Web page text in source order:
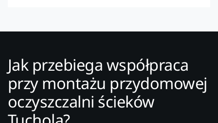
Jak przebiega współpraca
przy montażu przydomowej
oczyszczalni ścieków